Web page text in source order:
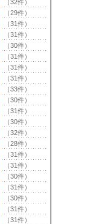
（32件）
（29件）
（31件）
（31件）
（30件）
（31件）
（31件）
（31件）
（33件）
（30件）
（31件）
（30件）
（32件）
（28件）
（31件）
（31件）
（30件）
（31件）
（30件）
（31件）
（31件）